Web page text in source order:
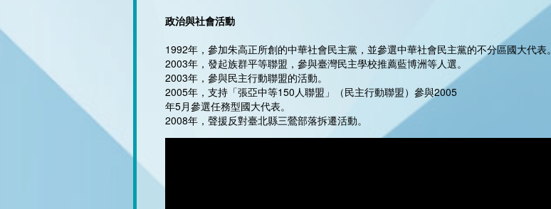
政治與社會活動
1992年，參加朱高正所創的中華社會民主黨，並參選中華社會民主黨的不分區國大代表。
2003年，發起族群平等聯盟，參與臺灣民主學校推薦藍博洲等人選。
2003年，參與民主行動聯盟的活動。
2005年，支持「張亞中等150人聯盟」（民主行動聯盟）參與2005
年5月參選任務型國大代表。
2008年，聲援反對臺北縣三鶯部落拆遷活動。